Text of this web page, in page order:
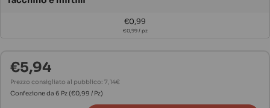
€0,99
€0,99 / pz
Prezzo
normale
€5,94
Prezzo consigliato al pubblico: 7,14€
Confezione da 6 Pz(€0,99 / Pz)